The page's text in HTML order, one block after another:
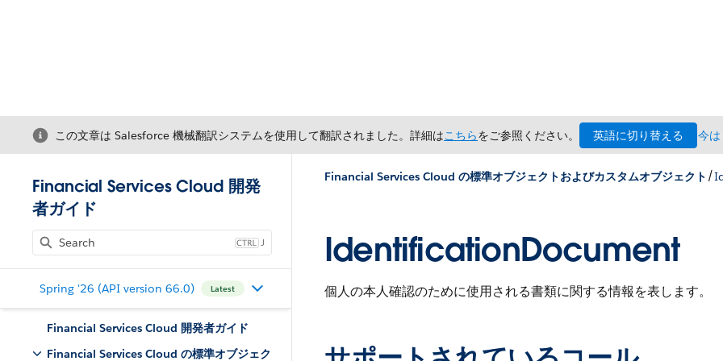
この文章は Salesforce 機械翻訳システムを使用して翻訳されました。詳細はこちらをご参照ください。 英語に切り替える 今は
Financial Services Cloud 開発
者ガイド
J
Spring '26 (API version 66.0) Latest
Financial Services Cloud 開発者ガイド
Financial Services Cloud の標準オブジェク
Financial Services Cloud の標準オブジェクトおよびカスタムオブジェクト /
IdentificationDocument
個人の本人確認のために使用される書類に関する情報を表します。